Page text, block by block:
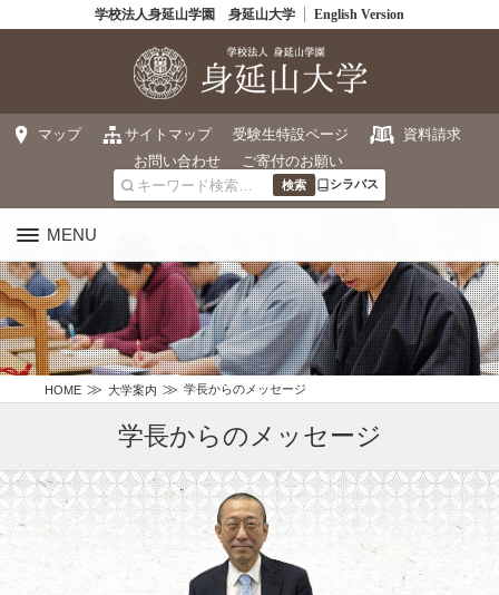
学校法人身延山学園 身延山大学 English Version
マップ サイトマップ 受験生特設ページ
資料請求
お問い合わせ
ご寄付のお願い
シラバス
MENU
HOME 大学案内 学長からのメッセージ
学長からのメッセージ